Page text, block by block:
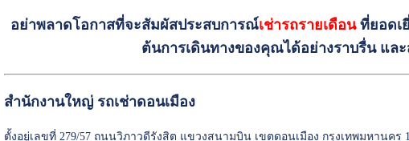
อย่าพลาดโอกาสที่จะสัมผัสประสบการณ์เช่ารถรายเดือนที่ยอดเ
ต้นการเดินทางของคุณได้อย่างราบรื่น แล
สำนักงานใหญ่ รถเช่าดอนเมือง
ตั้งอยู่เลขที่ 279/57 ถนนวิภาวดีรังสิต แขวงสนามบิน เขตดอนเมือง กรุงเทพมหานคร